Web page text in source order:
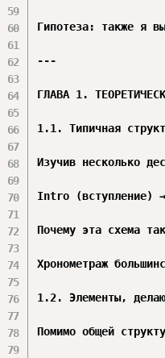
Гипотеза: также я
---
ГЛАВА 1.
1.1. Типичная
Изучив несколько
Intro (вступление)
Почему эта схема
Хронометраж
1.2. Элементы,
Помимо общей